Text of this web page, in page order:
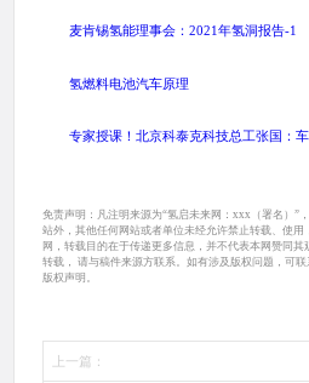
麦肯锡氢能理事会：2021年氢洞报告-1
氢燃料电池汽车原理
专家授课！北京科泰克科技总工张国：
免责声明：凡注明来源为“氢启未来网：xxx（署名）”
站外，其他任何网站或者单位未经允许禁止转载、使用
网，转载目的在于传递更多信息，并不代表本网赞同
转载， 请与稿件来源方联系。如有涉及版权问题，可
版权声明。
上一篇：